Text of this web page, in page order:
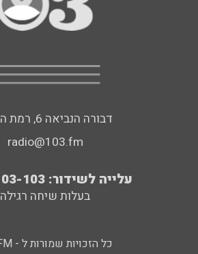
דבורה הנביאה 6, רמת השרון
radio@103.fm
עלייה לשידור: 0552-103-103
בעלות שיחה רגילה
כל הזכויות שמורות ל - 103FM